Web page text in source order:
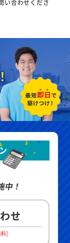
い合わせくださ
中！
せ
]